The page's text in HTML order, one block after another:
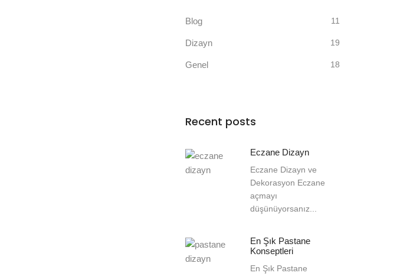
Blog 11
Dizayn 19
Genel 18
Recent posts
Eczane Dizayn
Eczane Dizayn ve
Dekorasyon Eczane
açmayı
düşünüyorsanız...
En Şık Pastane
Konseptleri
En Şık Pastane